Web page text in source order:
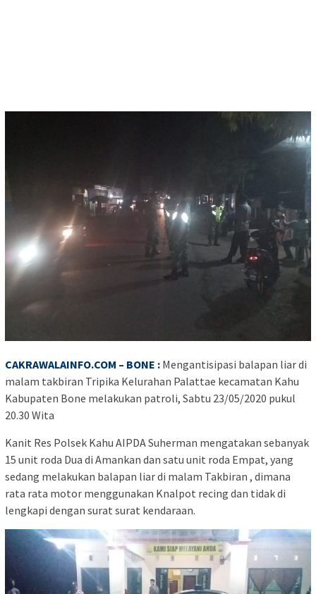
CAKRAWALAINFO.COM – BONE : Mengantisipasi balapan liar di
malam takbiran Tripika Kelurahan Palattae kecamatan Kahu
Kabupaten Bone melakukan patroli, Sabtu 23/05/2020 pukul
20.30 Wita
Kanit Res Polsek Kahu AIPDA Suherman mengatakan sebanyak
15 unit roda Dua di Amankan dan satu unit roda Empat, yang
sedang melakukan balapan liar di malam Takbiran , dimana
rata rata motor menggunakan Knalpot recing dan tidak di
lengkapi dengan surat surat kendaraan.